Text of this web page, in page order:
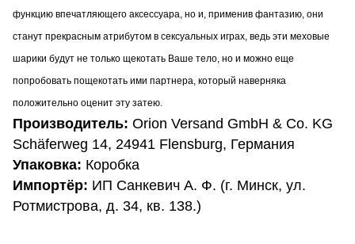
функцию впечатляющего аксессуара, но и, применив фантазию, они
станут прекрасным атрибутом в сексуальных играх, ведь эти меховые
шарики будут не только щекотать Ваше тело, но и можно еще
попробовать пощекотать ими партнера, который наверняка
положительно оценит эту затею.
Производитель: Orion Versand GmbH & Co. KG
Schäferweg 14, 24941 Flensburg, Германия
Упаковка: Коробка
Импортёр: ИП Санкевич А. Ф. (г. Минск, ул.
Ротмистрова, д. 34, кв. 138.)